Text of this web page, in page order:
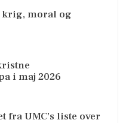
krig, moral og
i maj 2026
fra UMC’s liste over